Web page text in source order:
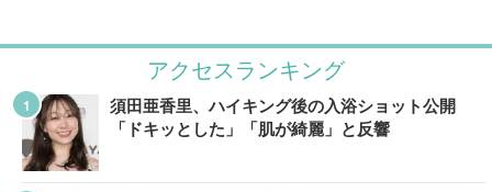
アクセスランキング
須田亜香里、ハイキング後の入浴ショット公開
「ドキッとした」「肌が綺麗」と反響